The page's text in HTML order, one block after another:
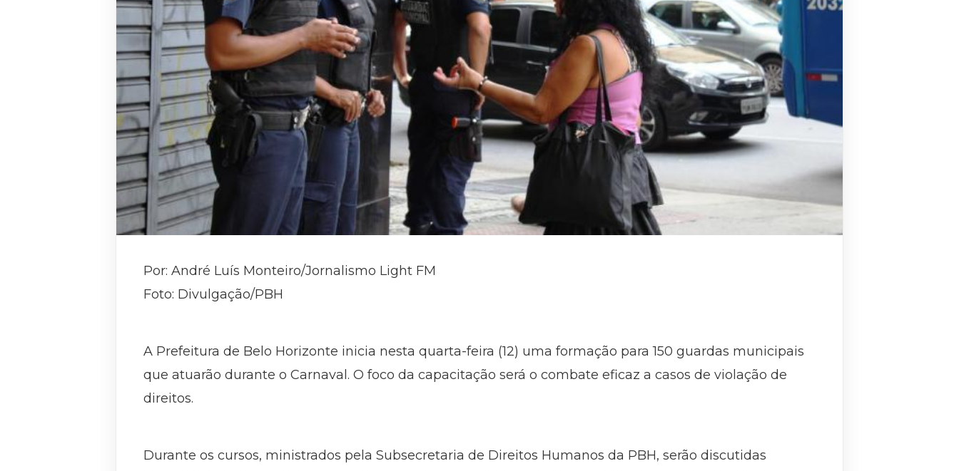
Por: André Luís Monteiro/Jornalismo Light FM
Foto: Divulgação/PBH
A Prefeitura de Belo Horizonte inicia nesta quarta-feira (12) uma formação para 150 guardas municipais
que atuarão durante o Carnaval. O foco da capacitação será o combate eficaz a casos de violação de
direitos.
Durante os cursos, ministrados pela Subsecretaria de Direitos Humanos da PBH, serão discutidas